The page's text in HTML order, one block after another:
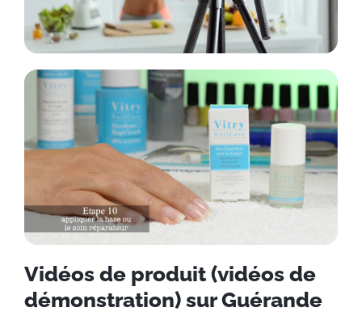
Vidéos de produit (vidéos de
démonstration) sur Guérande